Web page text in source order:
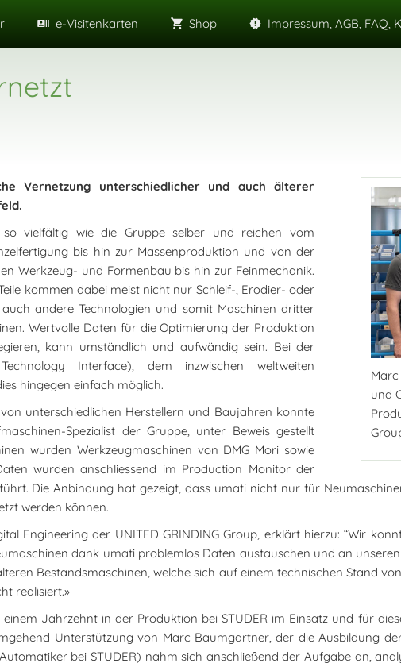
e-Visitenkarten Shop Impressum, AGB, FAQ,
und
Vernetzung unterschiedlicher und auch älterer
vielfältig wie die Gruppe selber und reichen vom
bis hin zur Massenproduktion und von der
Werkzeug- und Formenbau bis hin zur Feinmechanik.
kommen dabei meist nicht nur Schleif-, Erodier- oder
andere Technologien und somit Maschinen dritter
Wertvolle Daten für die Optimierung der Produktion
kann umständlich und aufwändig sein. Bei der
Interface), dem inzwischen weltweiten
hingegen einfach möglich.
unterschiedlichen Herstellern und Baujahren konnte
Spezialist der Gruppe, unter Beweis gestellt
wurden Werkzeugmaschinen von DMG Mori sowie
wurden anschliessend im Production Monitor der
Die Anbindung hat gezeigt, dass umati nicht nur für
werden können.
Engineering der UNITED GRINDING Group, erklärt hierzu: “Wir
dank umati problemlos Daten austauschen und an
Bestandsmaschinen, welche sich auf einem technischen Stand
realisiert.»
einem Jahrzehnt in der Produktion bei STUDER im Einsatz und für
Unterstützung von Marc Baumgartner, der die Ausbildung
bei STUDER) nahm sich anschließend der Aufgabe an,